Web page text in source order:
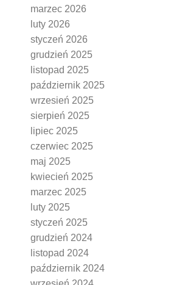
marzec 2026
luty 2026
styczeń 2026
grudzień 2025
listopad 2025
październik 2025
wrzesień 2025
sierpień 2025
lipiec 2025
czerwiec 2025
maj 2025
kwiecień 2025
marzec 2025
luty 2025
styczeń 2025
grudzień 2024
listopad 2024
październik 2024